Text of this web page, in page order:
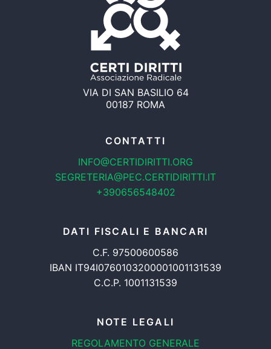
VIA DI SAN BASILIO 64
00187 ROMA
CONTATTI
INFO@CERTIDIRITTI.ORG
SEGRETERIA@PEC.CERTIDIRITTI.IT
+390656548402
DATI FISCALI E BANCARI
C.F. 97500600586
IBAN IT94I0760103200001001131539
C.C.P. 1001131539
NOTE LEGALI
REGOLAMENTO GENERALE